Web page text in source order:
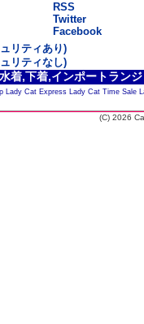
RSS
Twitter
Facebook
リティあり)
リティなし)
着,下着,インポートラン
Lady Cat Express Lady Cat Time Sale
(C) 2026